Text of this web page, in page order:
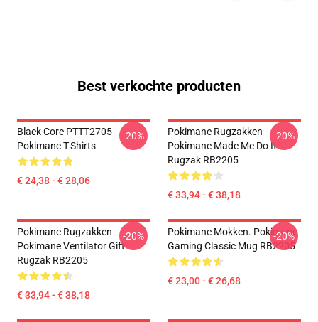
Best verkochte producten
Black Core PTTT2705
Pokimane T-Shirts
€ 24,38 - € 28,06
-20%
Pokimane Rugzakken -
Pokimane Made Me Do It
Rugzak RB2205
€ 33,94 - € 38,18
-20%
Pokimane Rugzakken -
Pokimane Ventilator Gift
Rugzak RB2205
€ 33,94 - € 38,18
-20%
Pokimane Mokken. Pokimane
Gaming Classic Mug RB2205
€ 23,00 - € 26,68
-20%